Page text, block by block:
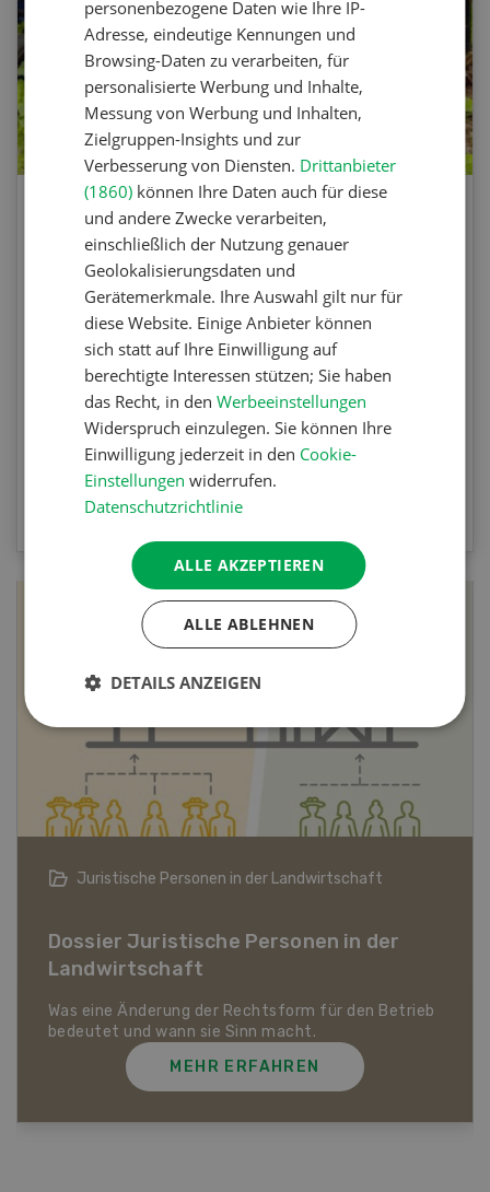
Agrar-Quiz: Mechanische
Unkrautbekämpfung
Testen Sie Ihr Wissen. Machen Sie mit am
Agrar-Quiz der UFA-Revue. Die Fragen
beziehen sich auf die Unkrautbekämpfung und
Maschinen zur mechanischen
Unkrautbekämpfung.
Bio-Artikel
Dossier Bio-Artikel
MEHR ERFAHREN
personenbezogene Daten wie Ihre IP-
Adresse, eindeutige Kennungen und
Browsing-Daten zu verarbeiten, für
personalisierte Werbung und Inhalte,
Messung von Werbung und Inhalten,
Zielgruppen-Insights und zur
Verbesserung von Diensten. Drittanbieter
(1860) können Ihre Daten auch für diese
und andere Zwecke verarbeiten,
einschließlich der Nutzung genauer
Geolokalisierungsdaten und
Gerätemerkmale. Ihre Auswahl gilt nur für
diese Website. Einige Anbieter können
sich statt auf Ihre Einwilligung auf
berechtigte Interessen stützen; Sie haben
das Recht, in denWerbeeinstellungen
Widerspruch einzulegen. Sie können Ihre
Einwilligung jederzeit in den Cookie-
Einstellungen widerrufen.
Datenschutzrichtlinie
ALLE AKZEPTIEREN
ALLE ABLEHNEN
DETAILS ANZEIGEN